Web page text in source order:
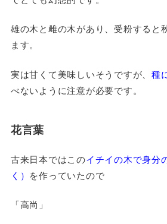
雄の木と雌の木があり、受粉すると
ます。
実は甘くて美味しいそうですが、種
べないように注意が必要です。
花言葉
古来日本ではこのイチイの木で身分
く） を作っていたので
「高尚」